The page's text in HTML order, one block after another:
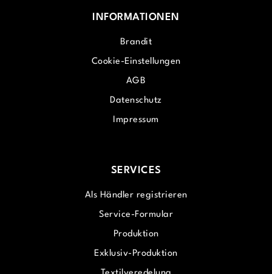
INFORMATIONEN
Brandit
Cookie-Einstellungen
AGB
Datenschutz
Impressum
SERVICES
Als Händler registrieren
Service-Formular
Produktion
Exklusiv-Produktion